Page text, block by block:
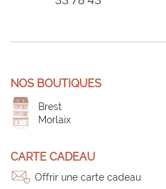
NOS BOUTIQUES
Brest
Morlaix
CARTE CADEAU
Offrir une carte cadeau